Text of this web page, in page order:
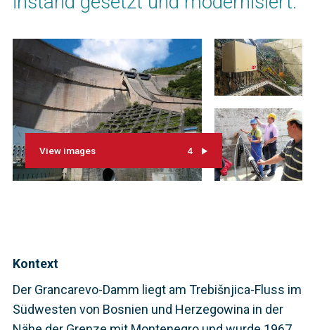
View images 4
Kontext
Der Grancarevo-Damm liegt am Trebišnjica-Fluss im
Südwesten von Bosnien und Herzegowina in der